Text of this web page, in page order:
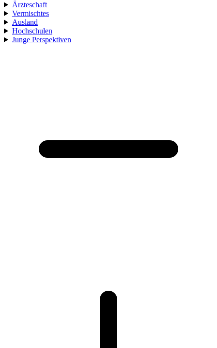
Ärzteschaft
Vermischtes
Ausland
Hochschulen
Junge Perspektiven